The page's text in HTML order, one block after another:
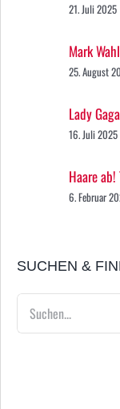
21. Juli 2025
Mark
25. August
Lady Gaga
16. Juli 2025
Haare
6. Februar
SUCHEN &
Suche
nach: